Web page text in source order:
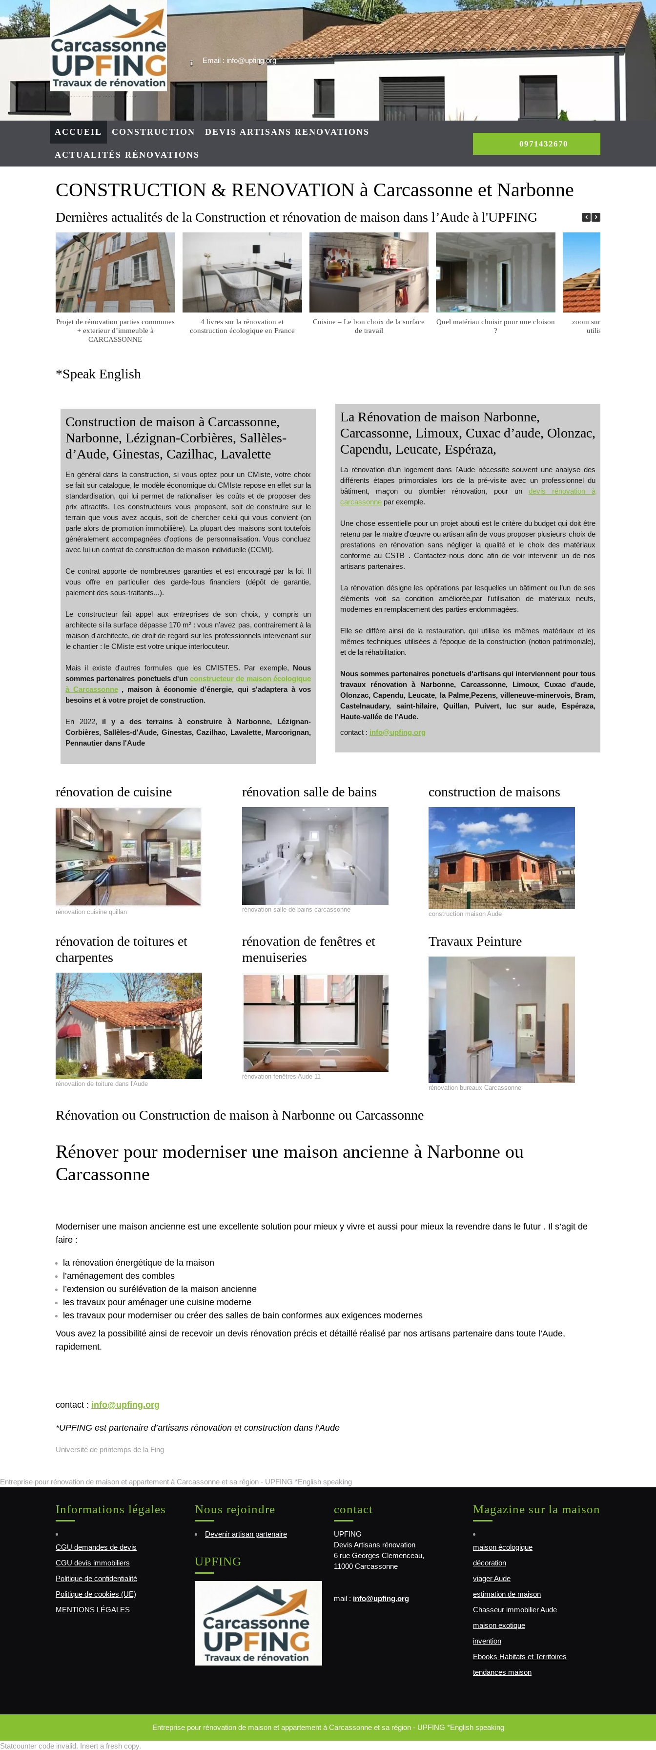
to
content
Email : info@upfing.org
ACCUEIL CONSTRUCTION DEVIS ARTISANS RENOVATIONS
ACTUALITÉS RÉNOVATIONS
0971432670
CONSTRUCTION & RENOVATION à Carcassonne et Narbonne
Dernières actualités de la Construction et rénovation de maison dans l’Aude à l'UPFING
Projet de rénovation parties communes
+ exterieur d’immeuble à
CARCASSONNE
4 livres sur la rénovation et
construction écologique en France
Cuisine – Le bon choix de la surface
de travail
Quel matériau choisir pour une cloison
?
zoom sur les différents
utilisés pour les
*Speak English
Construction de maison à Carcassonne,
Narbonne, Lézignan-Corbières, Sallèles-
d’Aude, Ginestas, Cazilhac, Lavalette
En général dans la construction, si vous optez pour un CMiste, votre choix
se fait sur catalogue, le modèle économique du CMIste repose en effet sur la
standardisation, qui lui permet de rationaliser les coûts et de proposer des
prix attractifs. Les constructeurs vous proposent, soit de construire sur le
terrain que vous avez acquis, soit de chercher celui qui vous convient (on
parle alors de promotion immobilière). La plupart des maisons sont toutefois
généralement accompagnées d'options de personnalisation. Vous concluez
avec lui un contrat de construction de maison individuelle (CCMI).
Ce contrat apporte de nombreuses garanties et est encouragé par la loi. Il
vous offre en particulier des garde-fous financiers (dépôt de garantie,
paiement des sous-traitants...).
Le constructeur fait appel aux entreprises de son choix, y compris un
architecte si la surface dépasse 170 m² : vous n'avez pas, contrairement à la
maison d'architecte, de droit de regard sur les professionnels intervenant sur
le chantier : le CMiste est votre unique interlocuteur.
Mais il existe d'autres formules que les CMISTES. Par exemple, Nous
sommes partenaires ponctuels d'unconstructeur de maison écologique
à Carcassonne, maison à économie d'énergie, qui s'adaptera à vos
besoins et à votre projet de construction.
En 2022, il y a des terrains à construire à Narbonne, Lézignan-
Corbières, Sallèles-d'Aude, Ginestas, Cazilhac, Lavalette, Marcorignan,
Pennautier dans l'Aude
La Rénovation de maison Narbonne,
Carcassonne, Limoux, Cuxac d’aude, Olonzac,
Capendu, Leucate, Espéraza,
La rénovation d’un logement dans l'Aude nécessite souvent une analyse des
différents étapes primordiales lors de la pré-visite avec un professionnel du
bâtiment, maçon ou plombier rénovation, pour un devis rénovation à
carcassonne par exemple.
Une chose essentielle pour un projet abouti est le critère du budget qui doit être
retenu par le maitre d'œuvre ou artisan afin de vous proposer plusieurs choix de
prestations en rénovation sans négliger la qualité et le choix des matériaux
conforme au CSTB . Contactez-nous donc afin de voir intervenir un de nos
artisans partenaires.
La rénovation désigne les opérations par lesquelles un bâtiment ou l’un de ses
éléments voit sa condition améliorée,par l’utilisation de matériaux neufs,
modernes en remplacement des parties endommagées.
Elle se diffère ainsi de la restauration, qui utilise les mêmes matériaux et les
mêmes techniques utilisées à l’époque de la construction (notion patrimoniale),
et de la réhabilitation.
Nous sommes partenaires ponctuels d'artisans qui interviennent pour tous
travaux rénovation à Narbonne, Carcassonne, Limoux, Cuxac d'aude,
Olonzac, Capendu, Leucate, la Palme,Pezens, villeneuve-minervois, Bram,
Castelnaudary, saint-hilaire, Quillan, Puivert, luc sur aude, Espéraza,
Haute-vallée de l'Aude.
contact : info@upfing.org
rénovation de cuisine
rénovation cuisine quillan
rénovation salle de bains
rénovation salle de bains carcassonne
construction de maisons
construction maison Aude
rénovation de toitures et
charpentes
rénovation de toiture dans l'Aude
rénovation de fenêtres et
menuiseries
rénovation fenêtres Aude 11
Travaux Peinture
rénovation bureaux Carcassonne
Rénovation ou Construction de maison à Narbonne ou Carcassonne
Rénover pour moderniser une maison ancienne à Narbonne ou
Carcassonne
Moderniser une maison ancienne est une excellente solution pour mieux y vivre et aussi pour mieux la revendre dans le futur . Il s’agit de
faire :
la rénovation énergétique de la maison
l’aménagement des combles
l’extension ou surélévation de la maison ancienne
les travaux pour aménager une cuisine moderne
les travaux pour moderniser ou créer des salles de bain conformes aux exigences modernes
Vous avez la possibilité ainsi de recevoir un devis rénovation précis et détaillé réalisé par nos artisans partenaire dans toute l’Aude,
rapidement.
contact : info@upfing.org
*UPFING est partenaire d’artisans rénovation et construction dans l’Aude
Université de printemps de la Fing
Entreprise pour rénovation de maison et appartement à Carcassonne et sa région - UPFING *English speaking
Informations légales
CGU demandes de devis
CGU devis immobiliers
Politique de confidentialité
Politique de cookies (UE)
MENTIONS LÉGALES
Nous rejoindre
Devenir artisan partenaire
UPFING
contact
UPFING
Devis Artisans rénovation
6 rue Georges Clemenceau,
11000 Carcassonne
mail : info@upfing.org
Magazine sur la maison
maison écologique
décoration
viager Aude
estimation de maison
Chasseur immobilier Aude
maison exotique
invention
Ebooks Habitats et Territoires
tendances maison
Entreprise pour rénovation de maison et appartement à Carcassonne et sa région - UPFING *English speaking
Statcounter code invalid. Insert a fresh copy.